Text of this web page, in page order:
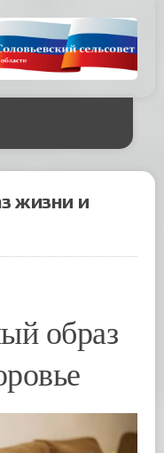
жизни и
образ